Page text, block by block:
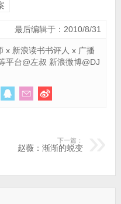
最后编辑于：2010/8/31
x 新浪读书书评人 x 广播
平台@左叔 新浪微博@DJ
下一篇：
赵薇：渐渐的蜕变